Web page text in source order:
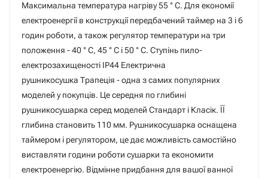
Максимальна температура нагріву 55 ° C. Для економії
електроенергії в конструкції передбачений таймер на 3 і 6
годин роботи, а також регулятор температури на три
положення - 40 ° С, 45 ° С і 50 ° С. Ступінь пило-
електрозахищеності IP44 Електрична
рушникосушка Трапеція - одна з самих популярних
моделей у покупців. Це середня по глибині
рушникосушарка серед моделей Стандарт і Класік. ЇЇ
глибина становить 110 мм. Рушникосушарка оснащена
таймером і регулятором, це дає можливість самостійно
виставляти години роботи сушарки та економити
електроенергію. Відмінне придбання для вашої ванної